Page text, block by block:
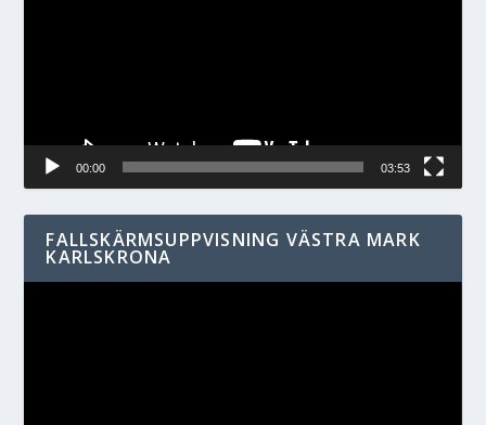
00:00 03:53
FALLSKÄRMSUPPVISNING VÄSTRA MARK
KARLSKRONA